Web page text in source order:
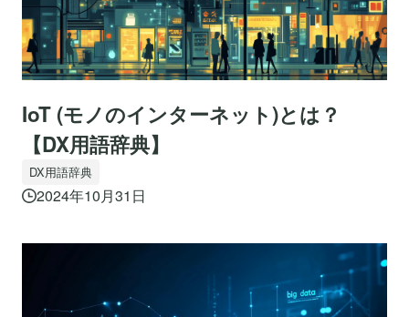
IoT (モノのインターネット)とは？
【DX用語辞典】
DX用語辞典
2024年10月31日